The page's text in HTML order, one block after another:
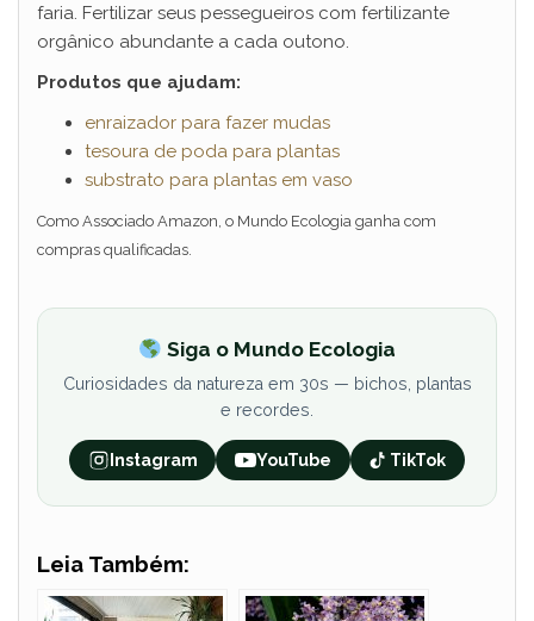
faria. Fertilizar seus pessegueiros com fertilizante
orgânico abundante a cada outono.
Produtos que ajudam:
enraizador para fazer mudas
tesoura de poda para plantas
substrato para plantas em vaso
Como Associado Amazon, o Mundo Ecologia ganha com
compras qualificadas.
Siga o Mundo Ecologia
Curiosidades da natureza em 30s — bichos, plantas
e recordes.
Instagram YouTube TikTok
Leia Também: